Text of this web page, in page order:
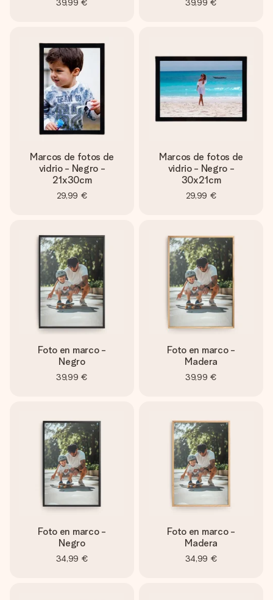
39,99 € 39,99 €
Marcos de fotos de
vidrio - Negro -
21x30cm
29,99 €
Marcos de fotos de
vidrio - Negro -
30x21cm
29,99 €
Foto en marco -
Negro
39,99 €
Foto en marco -
Madera
39,99 €
Foto en marco -
Negro
34,99 €
Foto en marco -
Madera
34,99 €